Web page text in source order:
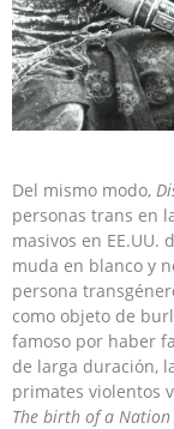
Del mismo modo,
personas trans en
masivos en EE.UU.
muda en blanco y
persona
como objeto de
famoso por haber
de larga duración,
primates violentos
The birth of a Nation